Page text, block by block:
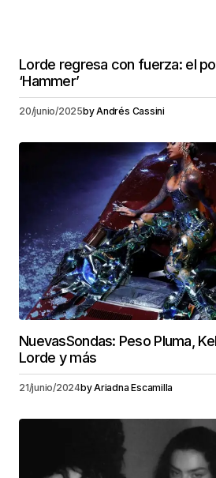
Lorde regresa con fuerza: el
‘Hammer’
20/junio/2025byAndrés Cassini
NuevasSondas: Peso Pluma,
Lorde y más
21/junio/2024byAriadna Escamilla